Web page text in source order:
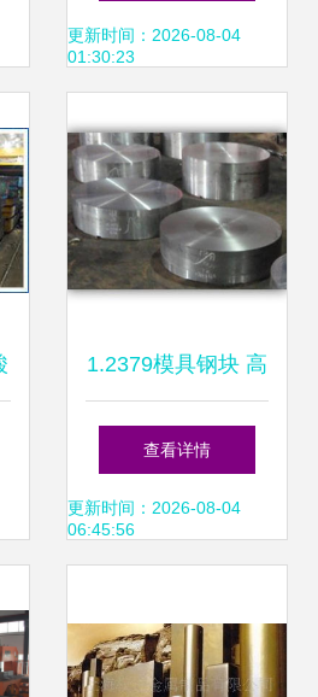
选
更新时间：2026-08-04
01:30:23
1.2379模具钢块 高
效模具制造的优选
材料
查看详情
更新时间：2026-08-04
06:45:56